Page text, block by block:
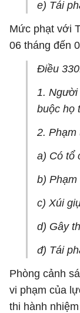
e) Tái
Mức phạt với
06 tháng đến
Điều
1. Người
buộc họ
2. Phạm
a) Có tổ
b)
c) Xúi
d) Gây
đ) Tái
Phòng cảnh
vi phạm của
thi hành